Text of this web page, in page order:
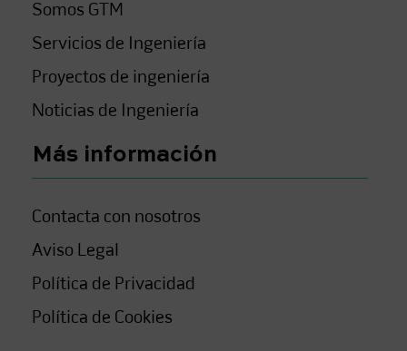
Somos GTM
Servicios de Ingeniería
Proyectos de ingeniería
Noticias de Ingeniería
Más información
Contacta con nosotros
Aviso Legal
Política de Privacidad
Política de Cookies